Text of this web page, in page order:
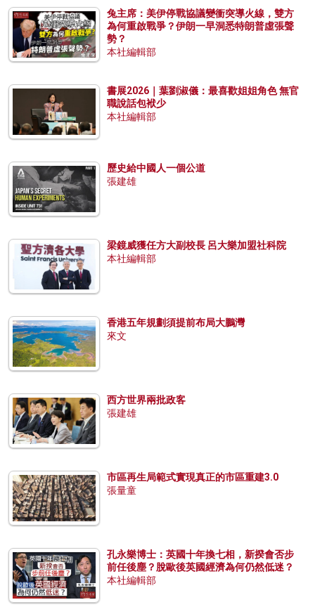
兔主席：美伊停戰協議變衝突導火線，雙方
為何重啟戰爭？伊朗一早洞悉特朗普虛張聲
勢？
本社編輯部
書展2026｜葉劉淑儀：最喜歡姐姐角色 無官
職說話包袱少
本社編輯部
歷史給中國人一個公道
張建雄
梁鏡威獲任方大副校長 呂大樂加盟社科院
本社編輯部
香港五年規劃須提前布局大鵬灣
來文
西方世界兩批政客
張建雄
市區再生局範式實現真正的市區重建3.0
張量童
孔永樂博士：英國十年換七相，新揆會否步
前任後塵？脫歐後英國經濟為何仍然低迷？
本社編輯部